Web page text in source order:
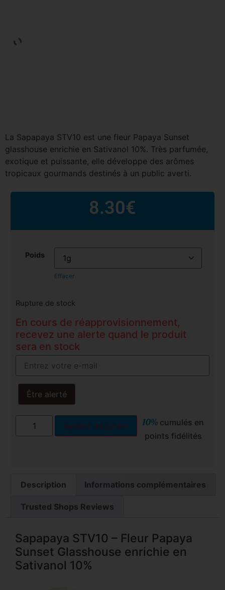
La Sapapaya STV10 est une fleur Papaya Sunset
glasshouse enrichie en Sativanol 10%. Très parfumée,
exotique et puissante, elle développe des arômes
tropicaux gourmands destinés à un public averti.
8.30€
Poids
Effacer
Rupture de stock
En cours de réapprovisionnement,
recevez une alerte quand le produit
sera en stock
Être alerté
Ajouter au panier 10% cumulés en
points fidélités
Description Informations complémentaires
Trusted Shops Reviews
Sapapaya STV10 – Fleur Papaya
Sunset Glasshouse enrichie en
Sativanol 10%